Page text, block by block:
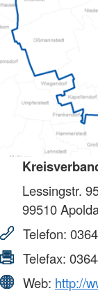
Lessingstr.
99510
Telefon:
Telefax:
Web: http://